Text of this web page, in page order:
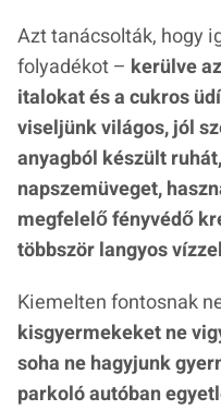
Azt tanácsolták, hogy
folyadékot – kerülve
italokat és a cukros
viseljünk világos, jól
anyagból készült
napszemüveget,
megfelelő fényvédő
többször langyos vízzel
Kiemelten fontosnak
kisgyermekeket ne
soha ne hagyjunk
parkoló autóban